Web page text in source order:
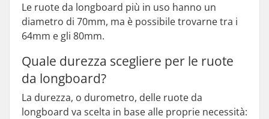
Le ruote da longboard più in uso hanno un
diametro di 70mm, ma è possibile trovarne tra i
64mm e gli 80mm.
Quale durezza scegliere per le ruote
da longboard?
La durezza, o durometro, delle ruote da
longboard va scelta in base alle proprie necessità: